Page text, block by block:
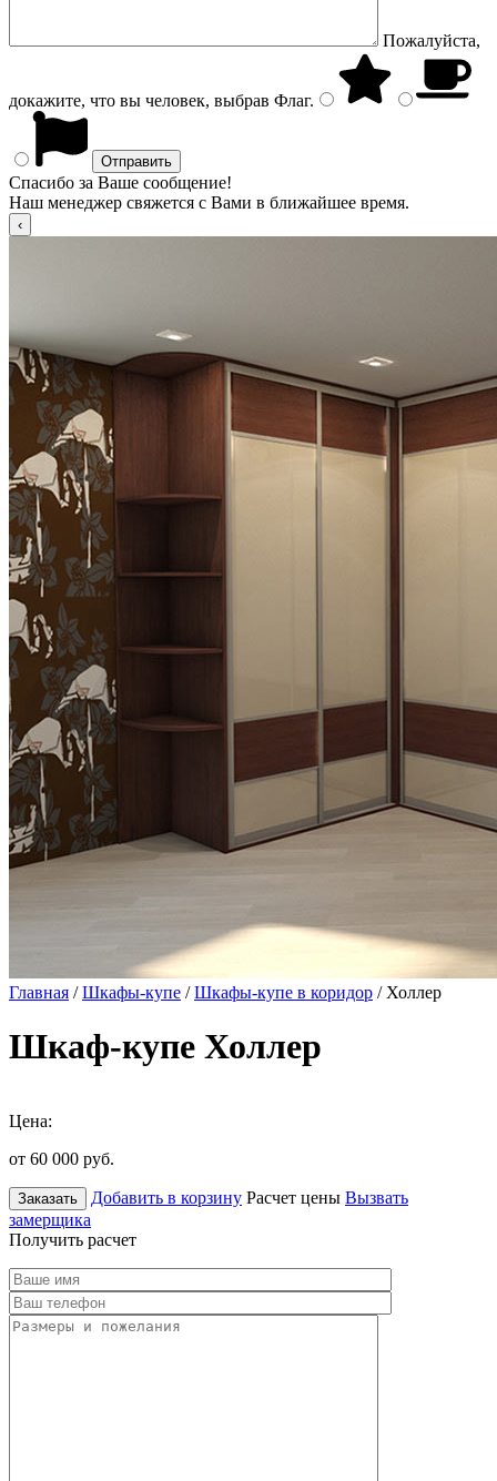
Пожалуйста,
докажите, что вы человек, выбрав Флаг.
Спасибо за Ваше сообщение!
Наш менеджер свяжется с Вами в ближайшее время.
Главная /Шкафы-купе /Шкафы-купе в коридор / Холлер
Шкаф-купе Холлер
Цена:
от 60 000 руб.
Заказать Добавить в корзину Расчет цены Вызвать
замерщика
Получить расчет